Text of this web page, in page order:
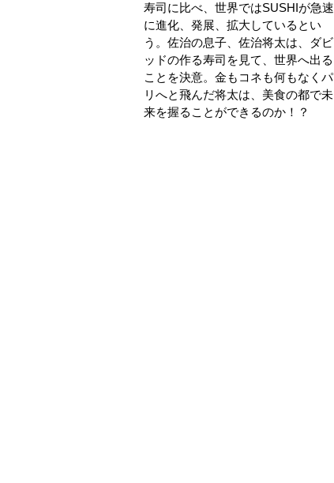
寿司に比べ、世界ではSUSHIが急速
に進化、発展、拡大しているとい
う。佐治の息子、佐治将太は、ダビ
ッドの作る寿司を見て、世界へ出る
ことを決意。金もコネも何もなくパ
リへと飛んだ将太は、美食の都で未
来を握ることができるのか！？